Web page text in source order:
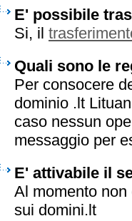
E' possibile
Si, il
Quali sono le
Per consocere
dominio .lt
caso nessun
messaggio per
E' attivabile il
Al momento
sui domini.lt